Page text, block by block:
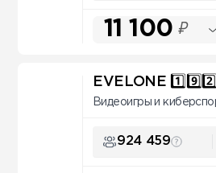
11 100 ₽
EVELONE 1️⃣9️⃣2️⃣
Видеоигры и
924 459